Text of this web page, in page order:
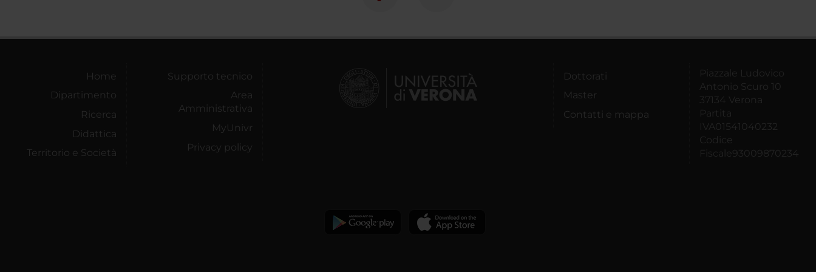
Home
Dipartimento
Ricerca
Didattica
Territorio e Società
Supporto tecnico
Area
Amministrativa
MyUnivr
Privacy policy
Dottorati
Master
Contatti e mappa
Piazzale Ludovico
Antonio Scuro 10
37134 Verona
Partita
IVA01541040232
Codice
Fiscale93009870234